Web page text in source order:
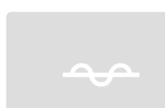
Previous slide